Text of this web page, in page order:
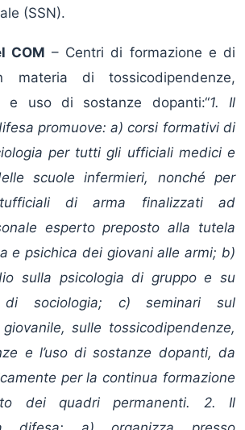
(SSN).
COM – Centri di formazione e di
materia di tossicodipendenze,
e uso di sostanze dopanti:“1. Il
promuove: a) corsi formativi di
per tutti gli ufficiali medici e
scuole infermieri, nonché per
di arma finalizzati ad
esperto preposto alla tutela
e psichica dei giovani alle armi; b)
sulla psicologia di gruppo e su
sociologia; c) seminari sul
sulle tossicodipendenze,
e l’uso di sostanze dopanti, da
per la continua formazione
dei quadri permanenti. 2. Il